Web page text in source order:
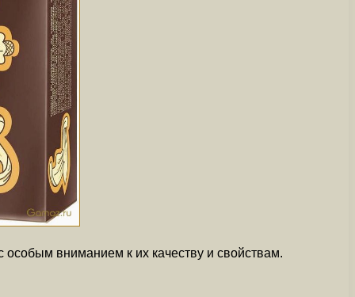
особым вниманием к их качеству и свойствам.